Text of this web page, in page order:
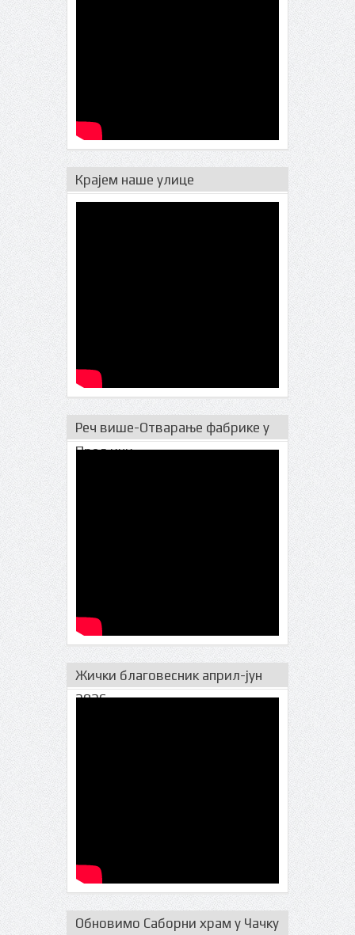
Крајем наше улице
Реч више-Отварање фабрике у
Прељини
Жички благовесник април-јун
2026.
Обновимо Саборни храм у Чачку